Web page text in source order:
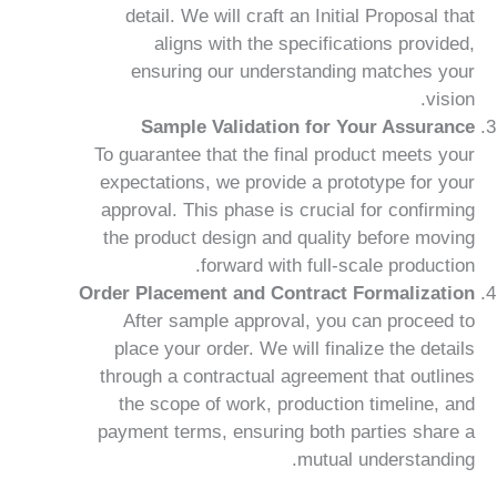
detail. We will craft an Initial Proposal that
aligns with the specifications provided,
ensuring our understanding matches your
vision.
Sample Validation for Your Assurance
To guarantee that the final product meets your
expectations, we provide a prototype for your
approval. This phase is crucial for confirming
the product design and quality before moving
forward with full-scale production.
Order Placement and Contract Formalization
After sample approval, you can proceed to
place your order. We will finalize the details
through a contractual agreement that outlines
the scope of work, production timeline, and
payment terms, ensuring both parties share a
mutual understanding.